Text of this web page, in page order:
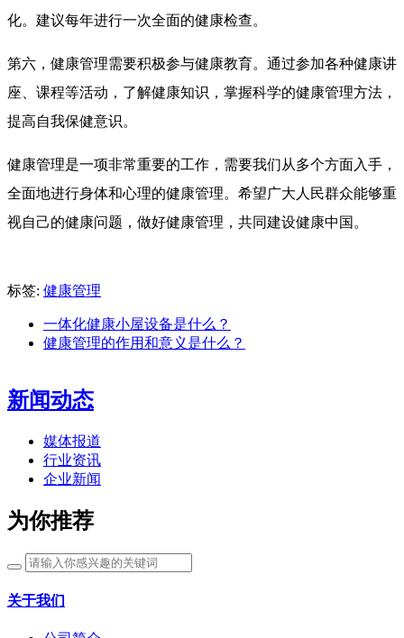
化。建议每年进行一次全面的健康检查。
第六，健康管理需要积极参与健康教育。通过参加各种健康讲
座、课程等活动，了解健康知识，掌握科学的健康管理方法，
提高自我保健意识。
健康管理是一项非常重要的工作，需要我们从多个方面入手，
全面地进行身体和心理的健康管理。希望广大人民群众能够重
视自己的健康问题，做好健康管理，共同建设健康中国。
标签: 健康管理
一体化健康小屋设备是什么？
健康管理的作用和意义是什么？
新闻动态
媒体报道
行业资讯
企业新闻
为你推荐
关于我们